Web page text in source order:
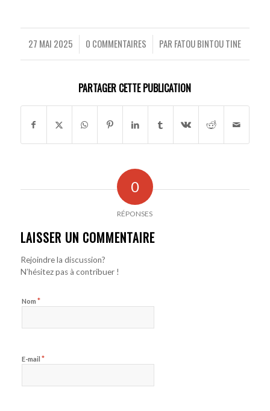
27 MAI 2025
/ 0 COMMENTAIRES
/ PAR FATOU BINTOU TINE
PARTAGER CETTE PUBLICATION
0
RÉPONSES
LAISSER UN COMMENTAIRE
Rejoindre la discussion?
N’hésitez pas à contribuer !
Nom *
E-mail *